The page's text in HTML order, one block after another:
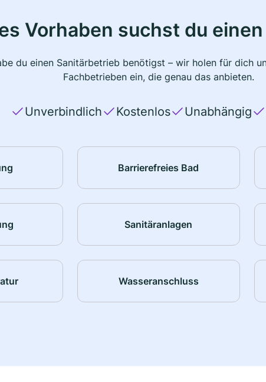
Vorhaben suchst du
du einen Sanitärbetrieb benötigst – wir holen für dich
Fachbetrieben ein, die genau das anbieten.
Unverbindlich Kostenlos Unabhängig
Barrierefreies Bad
Sanitäranlagen
Wasseranschluss